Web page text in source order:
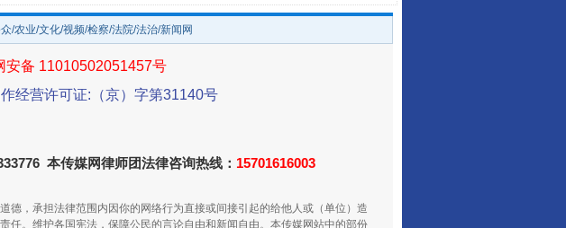
还老百姓一个明白家底
/农业/文化/视频/检察/法院/法治/新闻网
安备 11010502051457号
经营许可证:（京）字第31140号
本传媒网律师团法律咨询热线： 15701616003
，承担法律范围内因你的网络行为直接或间接引起的给他人或（单位）造
任。维护各国宪法，保障公民的言论自由和新闻自由。本传媒网站中的部份